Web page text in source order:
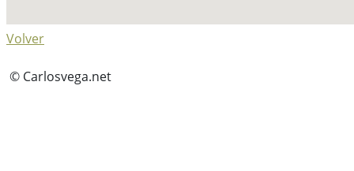
Volver
© Carlosvega.net